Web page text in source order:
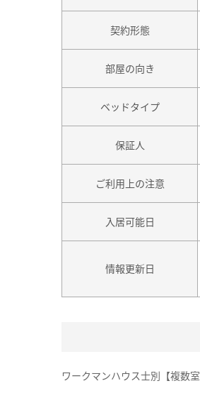
契約形態
部屋の向き
ベッドタイプ
保証人
ご利用上の注意
入居可能日
情報更新日
ワークマンハウス士別【複数